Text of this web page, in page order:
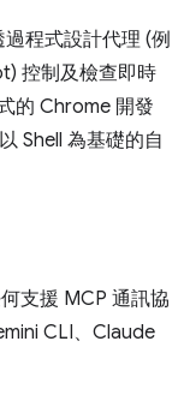
程式設計代理 (例
控制及檢查即時
的 Chrome 開發
Shell 為基礎的自
支援 MCP 通訊協
CLI、Claude